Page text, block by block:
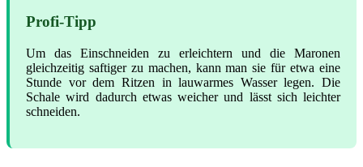
Profi-Tipp
Um das Einschneiden zu erleichtern und die Maronen
gleichzeitig saftiger zu machen, kann man sie für etwa eine
Stunde vor dem Ritzen in lauwarmes Wasser legen. Die
Schale wird dadurch etwas weicher und lässt sich leichter
schneiden.